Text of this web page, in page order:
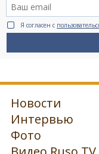
Я согласен с
Новости
Интервью
Фото